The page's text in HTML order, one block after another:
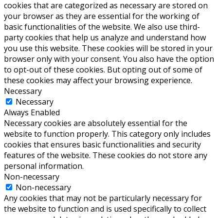
cookies that are categorized as necessary are stored on
your browser as they are essential for the working of
basic functionalities of the website. We also use third-
party cookies that help us analyze and understand how
you use this website. These cookies will be stored in your
browser only with your consent. You also have the option
to opt-out of these cookies. But opting out of some of
these cookies may affect your browsing experience.
Necessary
Necessary
Always Enabled
Necessary cookies are absolutely essential for the
website to function properly. This category only includes
cookies that ensures basic functionalities and security
features of the website. These cookies do not store any
personal information.
Non-necessary
Non-necessary
Any cookies that may not be particularly necessary for
the website to function and is used specifically to collect